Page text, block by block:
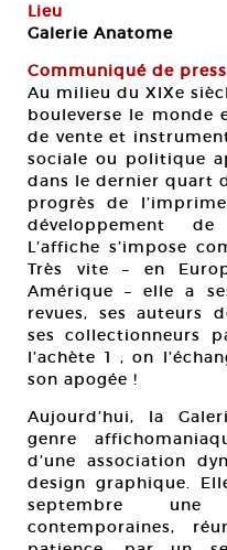
Lieu
Galerie Anatome
Communiqué de
Au milieu du XIXe
bouleverse le monde
de vente et
sociale ou politique
dans le dernier quart
progrès de
développement
L’affiche s’impose
Très vite – en
Amérique – elle a
revues, ses auteurs
ses collectionneurs
l’achète 1 , on
son apogée !
Aujourd’hui, la
genre
d’une association
design graphique.
septembre une
contemporaines,